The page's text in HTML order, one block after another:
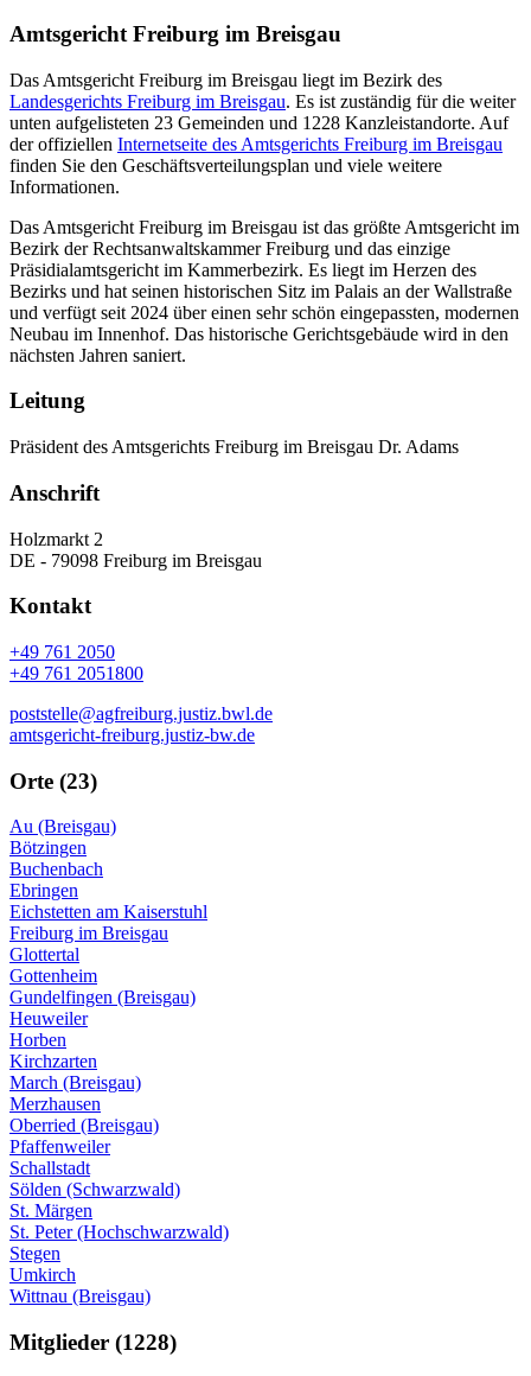
Amtsgericht Freiburg im Breisgau
Das Amtsgericht Freiburg im Breisgau liegt im Bezirk des
Landesgerichts Freiburg im Breisgau. Es ist zuständig für die weiter
unten aufgelisteten 23 Gemeinden und 1228 Kanzleistandorte. Auf
der offiziellen Internetseite des Amtsgerichts Freiburg im Breisgau
finden Sie den Geschäftsverteilungsplan und viele weitere
Informationen.
Das Amtsgericht Freiburg im Breisgau ist das größte Amtsgericht im
Bezirk der Rechtsanwaltskammer Freiburg und das einzige
Präsidialamtsgericht im Kammerbezirk. Es liegt im Herzen des
Bezirks und hat seinen historischen Sitz im Palais an der Wallstraße
und verfügt seit 2024 über einen sehr schön eingepassten, modernen
Neubau im Innenhof. Das historische Gerichtsgebäude wird in den
nächsten Jahren saniert.
Leitung
Präsident des Amtsgerichts Freiburg im Breisgau Dr. Adams
Anschrift
Holzmarkt 2
DE - 79098 Freiburg im Breisgau
Kontakt
+49 761 2050
+49 761 2051800
poststelle@agfreiburg.justiz.bwl.de
amtsgericht-freiburg.justiz-bw.de
Orte (23)
Au (Breisgau)
Bötzingen
Buchenbach
Ebringen
Eichstetten am Kaiserstuhl
Freiburg im Breisgau
Glottertal
Gottenheim
Gundelfingen (Breisgau)
Heuweiler
Horben
Kirchzarten
March (Breisgau)
Merzhausen
Oberried (Breisgau)
Pfaffenweiler
Schallstadt
Sölden (Schwarzwald)
St. Märgen
St. Peter (Hochschwarzwald)
Stegen
Umkirch
Wittnau (Breisgau)
Mitglieder (1228)